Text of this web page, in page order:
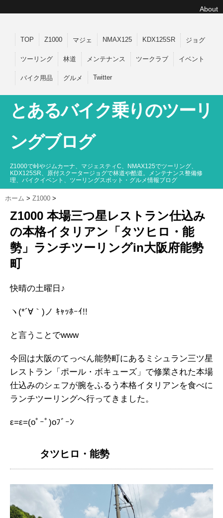
About
TOP Z1000 マジェ NMAX125 KDX125SR ジョグ
ツーリング 林道 メンテナンス ツークラブ イベント
バイク用品 グルメ Twitter
とあるバイク乗りのツーリ
ングブログ
Z1000で峠やジムカーナ、マジェスティC、NMAX125でツーリング、
KDX125SR、原付スクータージョグで林道や酷道。メンテナンス整備修
理、バイクイベント、ツーリングスポット・グルメ情報ブログ
ホーム > Z1000 >
Z1000 本場三つ星レストラン仕込み
の本格イタリアン「タツヒロ・能
勢」ランチツーリングin大阪府能勢
町
快晴の土曜日♪
ヽ(*´∀｀)ノ ｷｬｯﾎｰｲ!!
と言うことでwww
今回は大阪のてっぺん能勢町にあるミシュラン三ツ星
レストラン「ポール・ボキューズ」で修業された本場
仕込みのシェフが腕をふるう本格イタリアンを食べに
ランチツーリングへ行ってきました。
ε=ε=(oﾟｰﾟ)oﾌﾞｰﾝ
タツヒロ・能勢